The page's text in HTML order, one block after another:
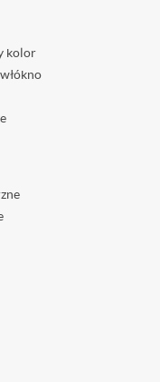
kolor